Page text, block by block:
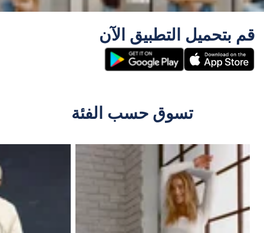
قم بتحميل التطبيق الآن
تسوق حسب الفئة